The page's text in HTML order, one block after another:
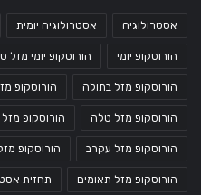
אסטרולוגיה אסטרולוגיה יומית
הורוסקופ יומי הורוסקופ יומי מזל
הורוסקופ מזל בתולה הורוסקופ
הורוסקופ מזל טלה הורוסקופ מזל
הורוסקופ מזל עקרב הורוסקופ
הורוסקופ מזל תאומים תחזית